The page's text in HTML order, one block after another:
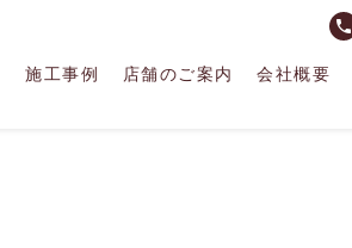
phone
施工事例 店舗のご案内 会社概要